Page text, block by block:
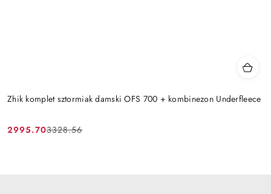
Zhik komplet sztormiak damski OFS 700 + kombinezon Underfleece
Cena
2995.70
Cena
3328.56